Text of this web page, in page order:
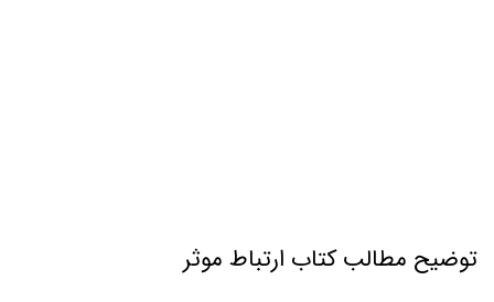
توضیح مطالب کتاب ارتباط موثر